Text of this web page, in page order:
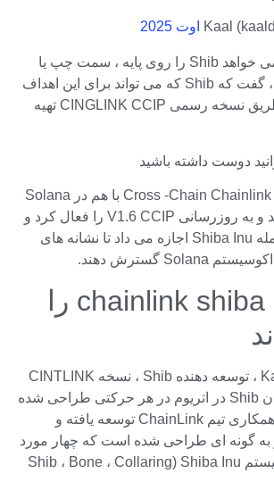
برای هر کسی که می خواهد Shib را روی پایه ، سمت چپ یا
سکوی دیگر بسازد ، گفت که Shib که می تواند برای این اهداف
استفاده شود ، از طریق نسخه رسمی CINGLINK CCIP تهیه
دوست داشته باشید
در ماه مه امسال ، Cross -Chain Chainlink با هم در Solana
Mainnet منتشر شد و به روزرسانی V1.6 CCIP را فعال کرد و
به پروژه هایی از جمله Shiba Inu اجازه می داد تا نشانه های
ادغام chainlink shiba inu را
به گفته Kaal Dhaira ، توسعه دهنده Shib ، نسخه CINTLINK
CCIP برای سوزاندن Shib در اتریوم در هر حرکتی طراحی شده
است. این کشور با همکاری تیم ChainLink توسعه یافته و
گونه ای طراحی شده است که چهار مورد
از نشانه های اکوسیستم Shiba Inu (Shib ، Bone ، Collaring